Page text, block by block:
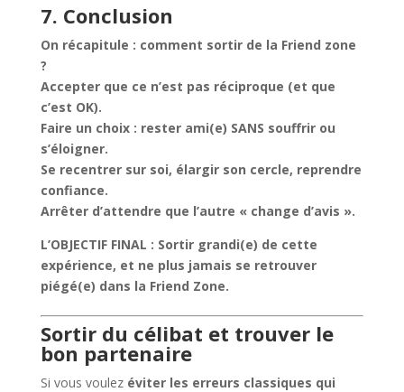
7. Conclusion
On récapitule : comment sortir de la Friend zone
?
Accepter que ce n’est pas réciproque (et que
c’est OK).
Faire un choix : rester ami(e) SANS souffrir ou
s’éloigner.
Se recentrer sur soi, élargir son cercle, reprendre
confiance.
Arrêter d’attendre que l’autre « change d’avis ».
L’OBJECTIF FINAL : Sortir grandi(e) de cette
expérience, et ne plus jamais se retrouver
piégé(e) dans la Friend Zone.
Sortir du célibat et trouver le
bon partenaire
Si vous voulez éviter les erreurs classiques qui